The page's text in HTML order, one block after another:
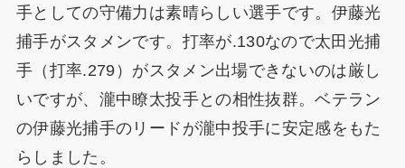
手としての守備力は素晴らしい選手です。伊藤光
捕手がスタメンです。打率が.130なので太田光捕
手（打率.279）がスタメン出場できないのは厳し
いですが、瀧中瞭太投手との相性抜群。ベテラン
の伊藤光捕手のリードが瀧中投手に安定感をもた
らしました。